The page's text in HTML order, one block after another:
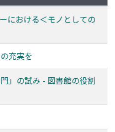
における＜モノとしての
充実を
」の試み - 図書館の役割